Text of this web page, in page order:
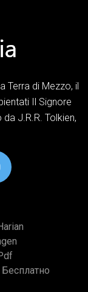
Terra di Mezzo, il
Il Signore
J.R.R. Tolkien,